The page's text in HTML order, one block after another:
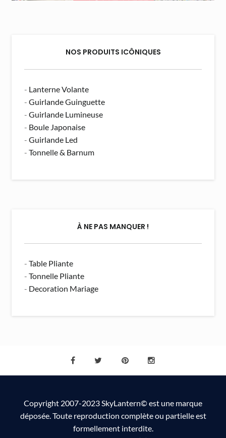
NOS PRODUITS ICÔNIQUES
- Lanterne Volante
-Guirlande Guinguette
-Guirlande Lumineuse
- Boule Japonaise
-Guirlande Led
-Tonnelle & Barnum
À NE PAS MANQUER !
-Table Pliante
-Tonnelle Pliante
- Decoration Mariage
Copyright 2007-2023 SkyLantern© est une marque
déposée. Toute reproduction complète ou partielle est
formellement interdite.